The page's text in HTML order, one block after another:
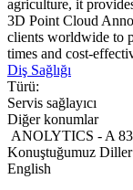
agriculture, it
3D Point Cloud
clients worldwide to
times and cost-
Diş Sağlığı
Türü:
Servis sağlayıcı
Diğer konumlar
ANOLYTICS - A
Konuştuğumuz
English